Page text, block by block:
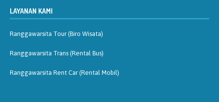
LAYANAN KAMI
Ranggawarsita Tour (Biro Wisata)
Ranggawarsita Trans (Rental Bus)
Ranggawarsita Rent Car (Rental Mobil)